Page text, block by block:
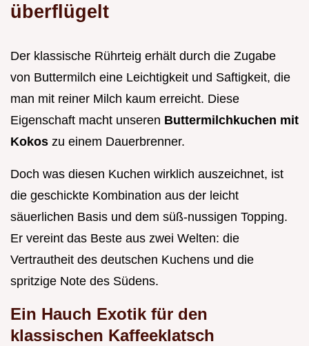
überflügelt
Der klassische Rührteig erhält durch die Zugabe
von Buttermilch eine Leichtigkeit und Saftigkeit, die
man mit reiner Milch kaum erreicht. Diese
Eigenschaft macht unseren Buttermilchkuchen mit
Kokos zu einem Dauerbrenner.
Doch was diesen Kuchen wirklich auszeichnet, ist
die geschickte Kombination aus der leicht
säuerlichen Basis und dem süß-nussigen Topping.
Er vereint das Beste aus zwei Welten: die
Vertrautheit des deutschen Kuchens und die
spritzige Note des Südens.
Ein Hauch Exotik für den
klassischen Kaffeeklatsch